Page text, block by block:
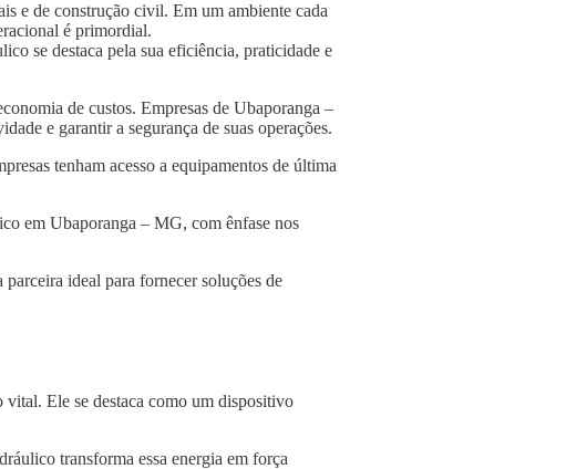
e de construção civil. Em um ambiente cada
é primordial.
se destaca pela sua eficiência, praticidade e
de custos. Empresas de Ubaporanga –
e garantir a segurança de suas operações.
tenham acesso a equipamentos de última
em Ubaporanga – MG, com ênfase nos
ideal para fornecer soluções de
Ele se destaca como um dispositivo
transforma essa energia em força